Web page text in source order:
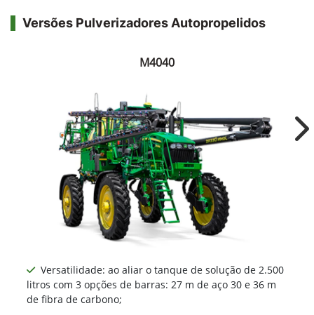
Versões Pulverizadores Autopropelidos
M4040
Versatilidade: ao aliar o tanque de solução de 2.500
litros com 3 opções de barras: 27 m de aço 30 e 36 m
de fibra de carbono;